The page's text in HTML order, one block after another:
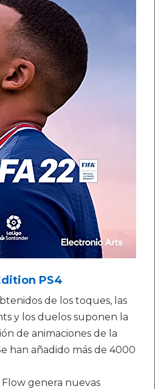
PS4
de los toques, las
y los duelos suponen la
de animaciones de la
han añadido más de 4000
genera nuevas